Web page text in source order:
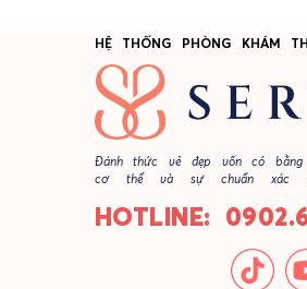
HỆ THỐNG PHÒNG KHÁM
Đánh thức vẻ đẹp vốn có
cơ thể và sự chuẩn xác
HOTLINE: